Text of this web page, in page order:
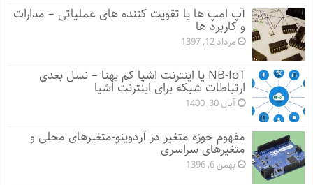
آپ امپ ها یا تقویت کننده های عملیاتی – مدارات
و کاربرد ها
مرداد 12, 1397
NB-IoT یا اینترنت اشیا کم پهنا – نسل بعدی
ارتباطات شبکه برای اینترنت اشیا
آبان 30, 1400
مفهوم حوزه متغیر در آردوینو-متغیرهای محلی و
متغیرهای سراسری
بهمن 6, 1396